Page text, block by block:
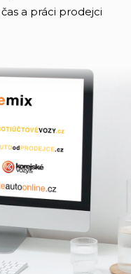
a práci prodejci
další nabídku